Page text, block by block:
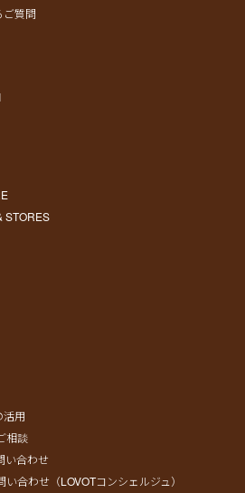
ご質問
STORES
活用
相談
い合わせ
合わせ（LOVOTコンシェルジュ）